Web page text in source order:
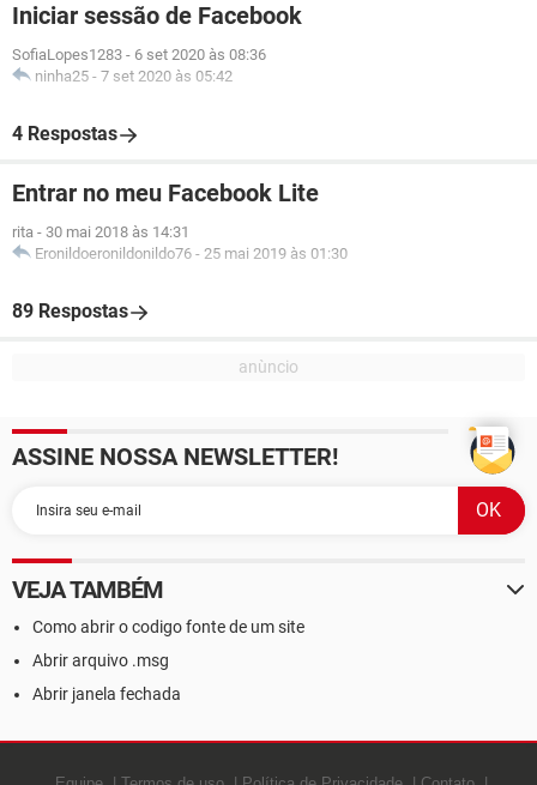
Iniciar sessão de Facebook
SofiaLopes1283 - 6 set 2020 às 08:36
ninha25 - 7 set 2020 às 05:42
4 Respostas
Entrar no meu Facebook Lite
rita - 30 mai 2018 às 14:31
Eronildoeronildonildo76 - 25 mai 2019 às 01:30
89 Respostas
ASSINE NOSSA NEWSLETTER!
VEJA TAMBÉM
Como abrir o codigo fonte de um site
Abrir arquivo .msg
Abrir janela fechada